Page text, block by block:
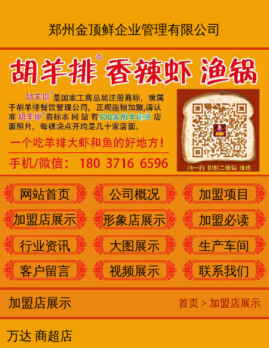
郑州金顶鲜企业管理有限公司
网站首页 公司概况
加盟项目
加盟店展示
形象店展示
加盟必读
行业资讯
大图展示
生产车间
客户留言
视频展示 联系我们
加盟店展示 加盟店展示
首页 >
万达 商超店